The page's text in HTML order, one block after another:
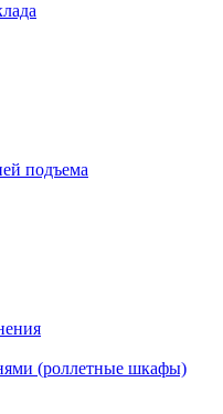
подъема
(роллетные шкафы)